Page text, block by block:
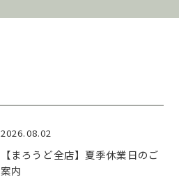
2026.08.02
【まろうど全店】夏季休業日のご
案内